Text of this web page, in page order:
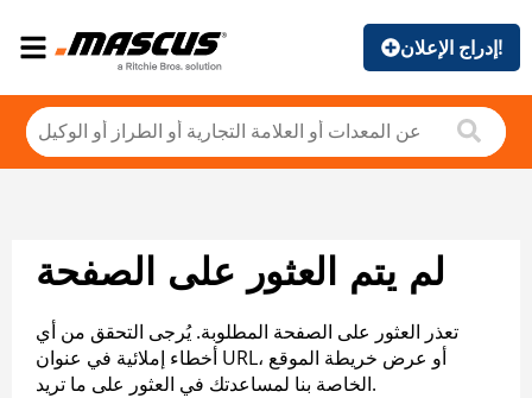
إدراج الإعلان!
لم يتم العثور على الصفحة
تعذر العثور على الصفحة المطلوبة. يُرجى التحقق من أي
أخطاء إملائية في عنوان URL، أو عرض خريطة الموقع
الخاصة بنا لمساعدتك في العثور على ما تريد.